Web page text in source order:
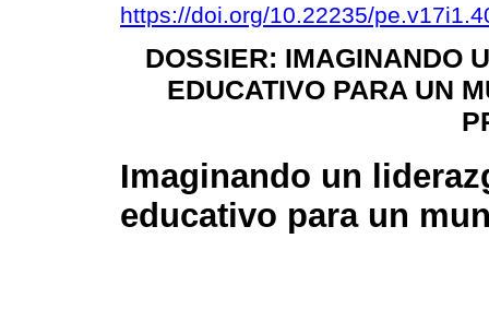
https://doi.org/10.22235/
DOSSIER: IMAGINANDO
EDUCATIVO PARA UN
Imaginando un
educativo para un